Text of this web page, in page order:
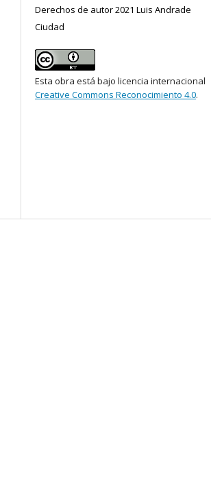
Derechos de autor 2021 Luis Andrade
Ciudad
Esta obra está bajo licencia internacional
Creative Commons Reconocimiento 4.0.